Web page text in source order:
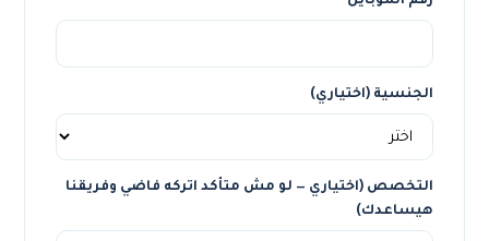
الجنسية (اختياري)
التخصص (اختياري — لو مش متأكد اتركه فاضي وفريقنا
هيساعدك)